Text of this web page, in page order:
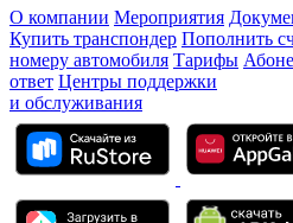
О компании Мероприятия
Купить транспондер Пополнить
номеру автомобиля Тарифы
ответ Центры поддержки
и обслуживания